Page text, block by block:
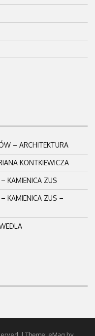
– ARCHITEKTURA
KONTKIEWICZA
KAMIENICA ZUS
KAMIENICA ZUS –